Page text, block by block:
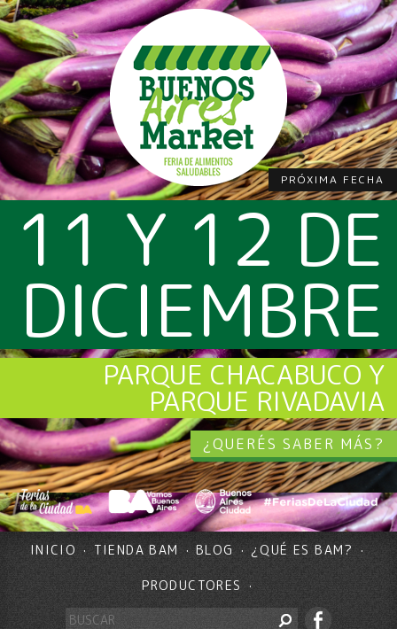
PRÓXIMA FECHA
11 Y 12 DE
DICIEMBRE
PARQUE CHACABUCO Y
PARQUE RIVADAVIA
¿QUERÉS SABER MÁS?
INICIO TIENDA BAM BLOG ¿QUÉ ES BAM?
PRODUCTORES